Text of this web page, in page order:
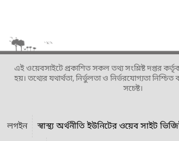
এই ওয়েবসাইটে প্রকাশিত সকল তথ্য সংশ্লিষ্ট দপ্তর
হয়। তথ্যের যথার্থতা, নির্ভুলতা ও নির্ভরযোগ্যতা নিশ্চিত
সচেষ্ট।
লগইন স্বাস্থ্য অর্থনীতি ইউনিটের ওয়েব সাইট